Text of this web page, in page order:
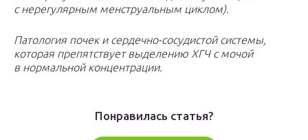
с нерегулярным менструальным циклом).
Патология почек и сердечно-сосудистой системы,
которая препятствует выделению ХГЧ с мочой
в нормальной концентрации.
Понравилась статья?